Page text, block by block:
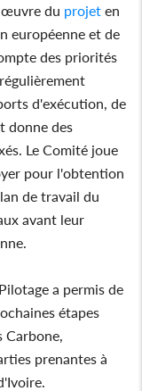
œuvre du projet en
européenne et de
des priorités
d'exécution, de
donne des
Le Comité joue
pour l'obtention
de travail du
avant leur
a permis de
étapes
Carbone,
prenantes à